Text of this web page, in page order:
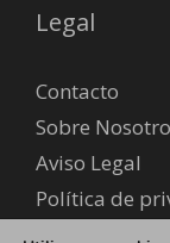
Legal
Contacto
Sobre
Aviso Legal
Política de